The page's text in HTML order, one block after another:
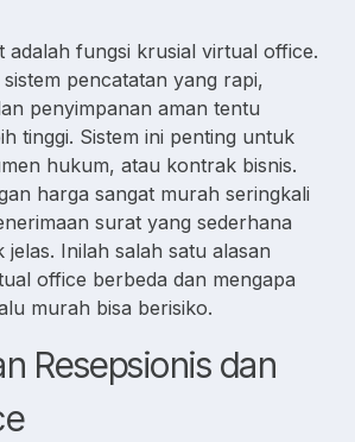
adalah fungsi krusial virtual office.
pencatatan yang rapi,
penyimpanan aman tentu
tinggi. Sistem ini penting untuk
hukum, atau kontrak bisnis.
harga sangat murah seringkali
surat yang sederhana
jelas. Inilah salah satu alasan
office berbeda dan mengapa
murah bisa berisiko.
Resepsionis dan